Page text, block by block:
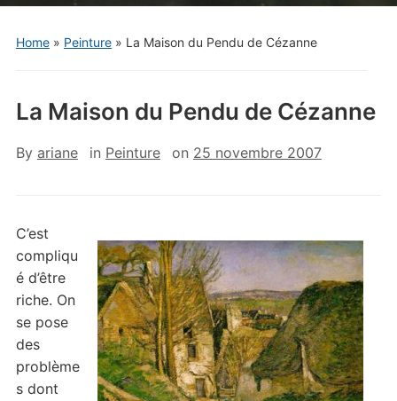
menu
Home» Peinture» La Maison du Pendu de Cézanne
La Maison du Pendu de Cézanne
By ariane in Peinture on 25 novembre 2007
C’est
compliqu
é d’être
riche. On
se pose
des
problème
s dont